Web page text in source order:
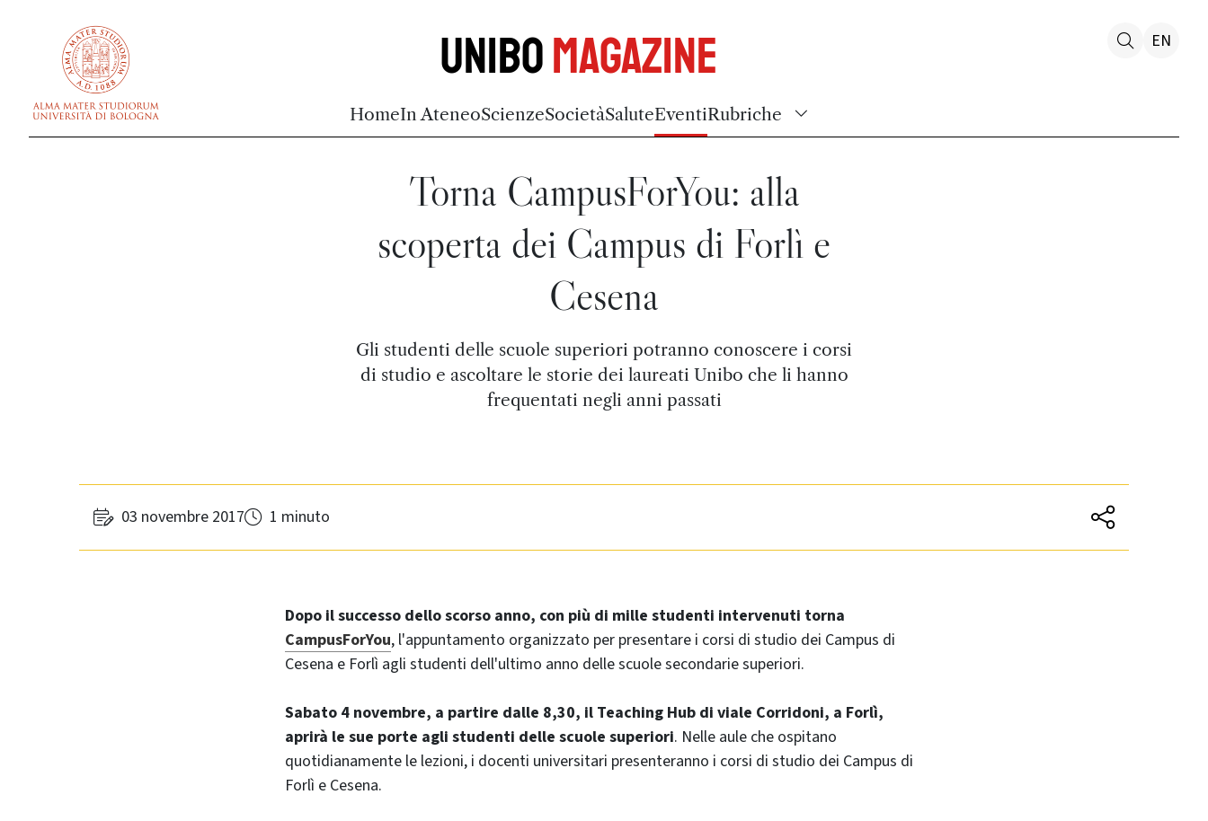
UniboMagazine
HomeIn AteneoScienzeSocietàSaluteEventiRubriche
EN
Torna CampusForYou: alla
scoperta dei Campus di Forlì e
Cesena
Gli studenti delle scuole superiori potranno conoscere i corsi
di studio e ascoltare le storie dei laureati Unibo che li hanno
frequentati negli anni passati
03 novembre 2017 1 minuto
Dopo il successo dello scorso anno, con più di mille studenti intervenuti torna
CampusForYou, l'appuntamento organizzato per presentare i corsi di studio dei Campus di
Cesena e Forlì agli studenti dell'ultimo anno delle scuole secondarie superiori.
Sabato 4 novembre, a partire dalle 8,30, il Teaching Hub di viale Corridoni, a Forlì,
aprirà le sue porte agli studenti delle scuole superiori. Nelle aule che ospitano
quotidianamente le lezioni, i docenti universitari presenteranno i corsi di studio dei Campus di
Forlì e Cesena.